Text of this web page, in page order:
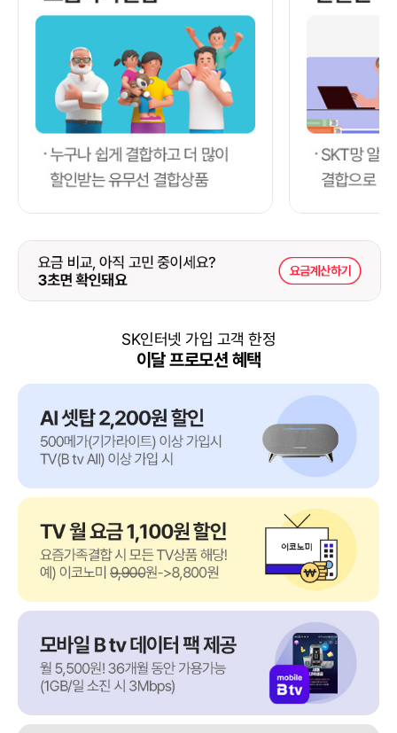
SK인터넷 가입 고객 한정
이달 프로모션 혜택